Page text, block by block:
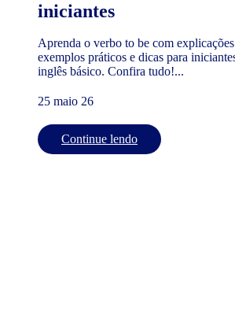
iniciantes
Aprenda o verbo to be com
exemplos práticos e dicas para
inglês básico. Confira tudo!...
25 maio 26
Continue lendo